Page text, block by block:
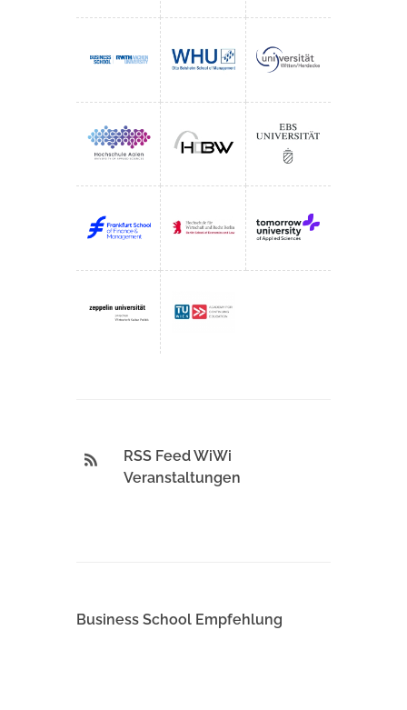
RSS Feed WiWi
Veranstaltungen
Business School Empfehlung